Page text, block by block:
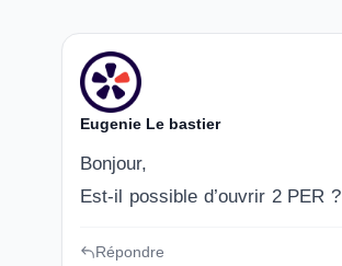
Eugenie Le bastier
Bonjour,
Est-il possible d’ouvrir 2 PER ?
Répondre